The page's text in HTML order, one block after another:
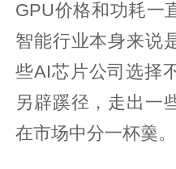
GPU价格和功耗一
智能行业本身来说
些AI芯片公司选择
另辟蹊径，走出一
在市场中分一杯羹。